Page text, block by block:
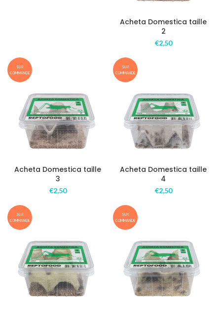
Acheta Domestica taille
2
€2,50
SUR
COMMANDE
Acheta Domestica taille
3
€2,50
SUR
COMMANDE
Acheta Domestica taille
4
€2,50
SUR
COMMANDE
SUR
COMMANDE